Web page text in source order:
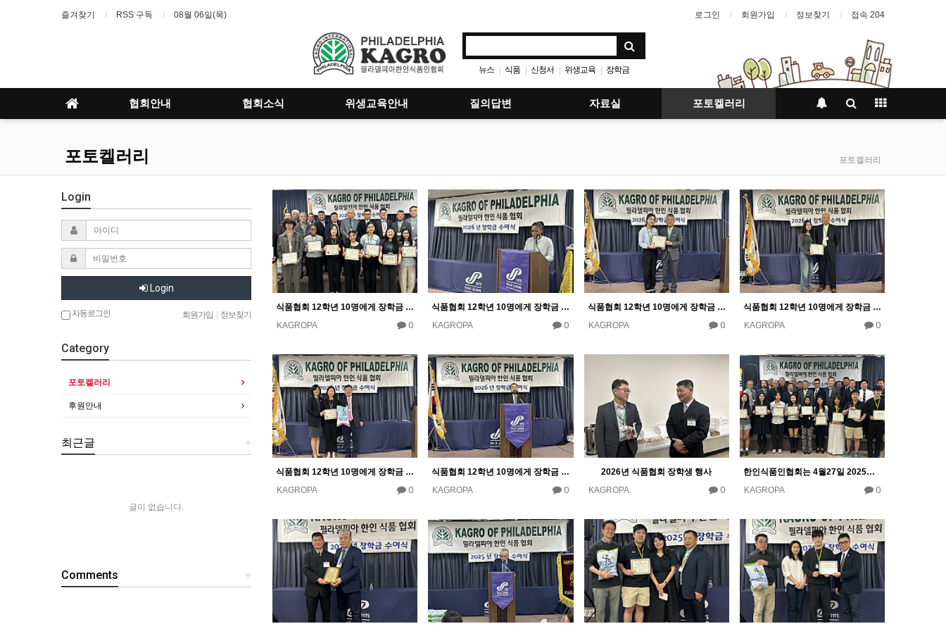
즐겨찾기 RSS 구독 08월 06일(목) 로그인 회원가입 정보찾기 접속 204
뉴스 | 식품 | 신청서 | 위생교육 | 장학금
협회안내 협회소식 위생교육안내 질의답변 자료실 포토켈러리
포토켈러리 포토켈러리
식품협회 12학년 10명에게 장학금 10000달러 수여
KAGROPA
0
식품협회 12학년 10명에게 장학금 10000달러 수여
KAGROPA
0
식품협회 12학년 10명에게 장학금 10000달러 수여
KAGROPA
0
식품협회 12학년 10명에게 장학금 10000달러 수여
KAGROPA
0
식품협회 12학년 10명에게 장학금 10000달러 수여
KAGROPA
0
식품협회 12학년 10명에게 장학금 10000달러 수여
KAGROPA
0
2026년 식품협회 장학생 행사
KAGROPA
0
한인식품인협회는 4월27일 2025년도 장학금 수여식
KAGROPA
0
Login
Login
자동로그인 회원가입 정보찾기
Category
포토켈러리
후원안내
+
최근글
글이 없습니다.
+
Comments